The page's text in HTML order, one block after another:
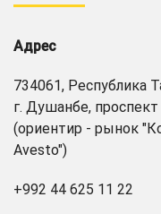
Адрес
734061, Республика
г. Душанбе,
(ориентир - рынок
Avesto")
+992 44 625 11 22